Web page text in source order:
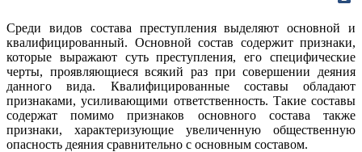
Среди видов состава преступления выделяют основной и
квалифицированный. Основной состав содержит признаки,
которые выражают суть преступления, его специфические
черты, проявляющиеся всякий раз при совершении деяния
данного вида. Квалифицированные составы обладают
признаками, усиливающими ответственность. Такие составы
содержат помимо признаков основного состава также
признаки, характеризующие увеличенную общественную
опасность деяния сравнительно с основным составом.